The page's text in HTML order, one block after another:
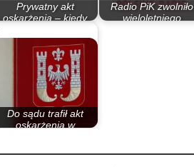
Prywatny akt
oskarżenia – kiedy
ma…
Radio PiK zwolniło
wieloletniego
Do sądu trafił akt
oskarżenia w